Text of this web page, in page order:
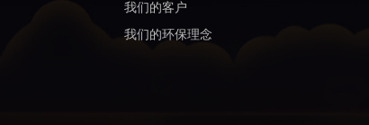
我们的客户
我们的环保理念